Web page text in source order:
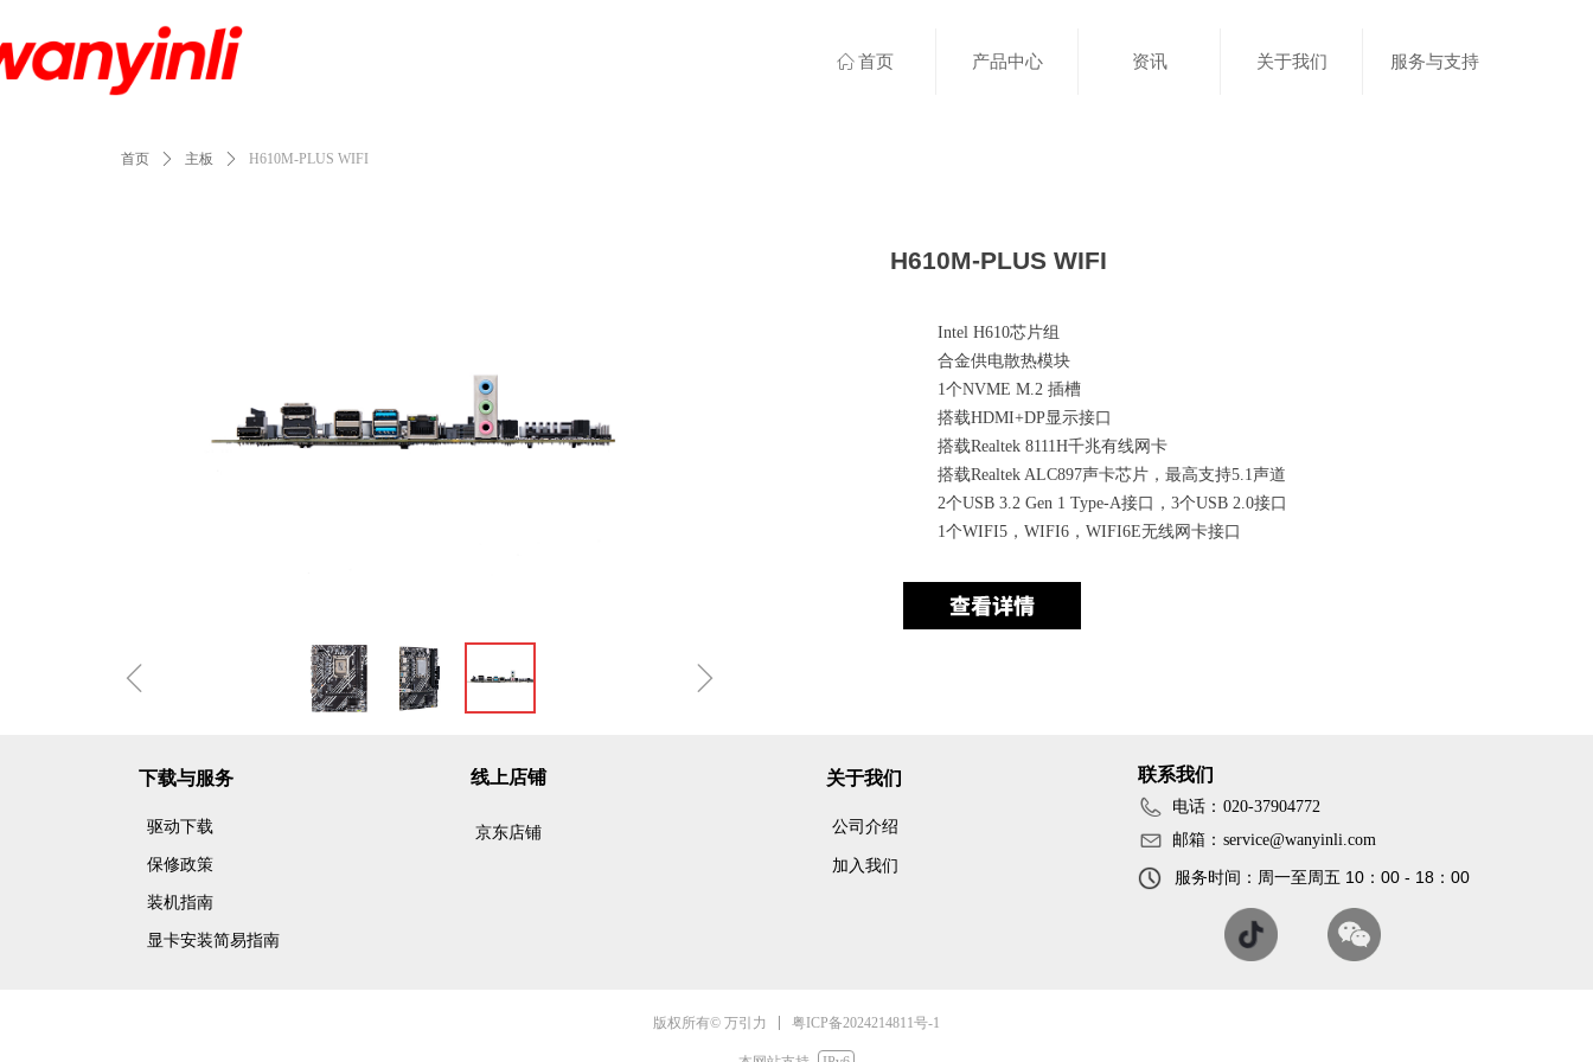
ꀇ 首页 产品中心 资讯 关于我们 服务与支持
首页 ꄲ 主板 ꄲ H610M-PLUS WIFI
ꁆ ꁇ
H610M-PLUS WIFI
Intel H610芯片组
合金供电散热模块
1个NVME M.2 插槽
搭载HDMI+DP显示接口
搭载Realtek 8111H千兆有线网卡
搭载Realtek ALC897声卡芯片，最高支持5.1声道
2个USB 3.2 Gen 1 Type-A接口，3个USB 2.0接口
1个WIFI5，WIFI6，WIFI6E无线网卡接口
下载与服务
驱动下载
保修政策
装机指南
显卡安装简易指南
京东店铺
线上店铺
公司介绍
加入我们
关于我们 联系我们
服务时间：周一至周五 10：00 - 18：00
电话： 020-37904772
邮箱： service@wanyinli.com
版权所有© 万引力 粤ICP备2024214811号-1